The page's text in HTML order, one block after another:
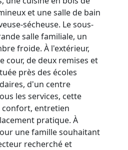
et une salle de bain
sécheuse. Le sous-
salle familiale, un
froide. À l'extérieur,
cour, de deux remises et
près des écoles
d'un centre
les services, cette
entretien
pratique. À
une famille souhaitant
recherché et